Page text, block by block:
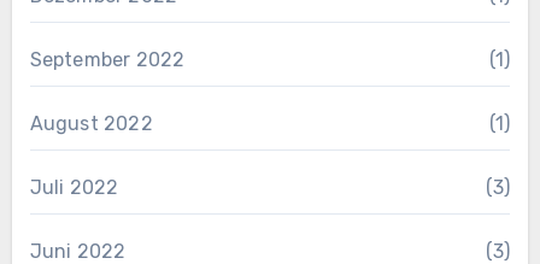
September 2022 (1)
August 2022 (1)
Juli 2022 (3)
Juni 2022 (3)